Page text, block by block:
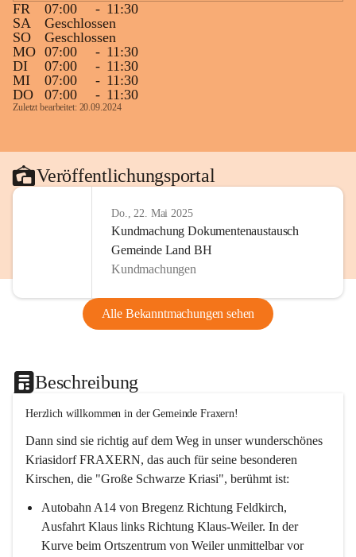
FR
07:00 - 11:30
SA
Geschlossen
SO
Geschlossen
MO 07:00 - 11:30
DI
07:00 - 11:30
MI
07:00 - 11:30
DO
07:00 - 11:30
Zuletzt bearbeitet: 20.09.2024
Veröffentlichungsportal
Do., 22. Mai 2025
Kundmachung Dokumentenaustausch
Gemeinde Land BH
Kundmachungen
Alle Bekanntmachungen sehen
Beschreibung
Herzlich willkommen in der Gemeinde Fraxern!
Dann sind sie richtig auf dem Weg in unser wunderschönes
Kriasidorf FRAXERN, das auch für seine besonderen
Kirschen, die "Große Schwarze Kriasi", berühmt ist:
Autobahn A14 von Bregenz Richtung Feldkirch,
Ausfahrt Klaus links Richtung Klaus-Weiler. In der
Kurve beim Ortszentrum von Weiler unmittelbar vor